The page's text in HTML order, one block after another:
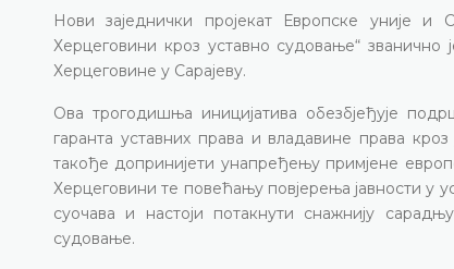
Нови заједнички пројекат Европске уније
Херцеговини кроз уставно судовање“ званично
Херцеговине у Сарајеву.
Ова трогодишња иницијатива обезбјеђује
гаранта уставних права и владавине права
такође допринијети унапређењу примјене
Херцеговини те повећању повјерења јавности у
суочава и настоји потакнути снажнију
судовање.